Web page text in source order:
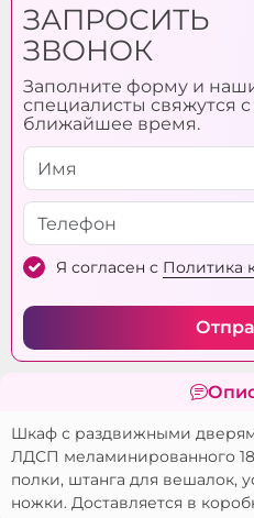
ЗАПРОСИТЬ
ЗВОНОК
Заполните форму и
специалисты свяжутся
ближайшее время.
Я согласен с Политика
Шкаф с раздвижными
ЛДСП меламинированного
полки, штанга для вешалок,
ножки. Доставляется в